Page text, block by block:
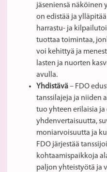
jäseniensä näköinen
on edistää ja
harrastu- ja
tuottaa toimintaa,
voi kehittyä ja
lasten ja nuorten
avulla.
Yhdistävä– FDO
tanssilajeja ja niiden
tuo yhteen erilaisia ja
yhdenvertaisuutta,
moniarvoisuutta ja
FDO järjestää
kohtaamispaikkoja
paljon yhteistyötä ja